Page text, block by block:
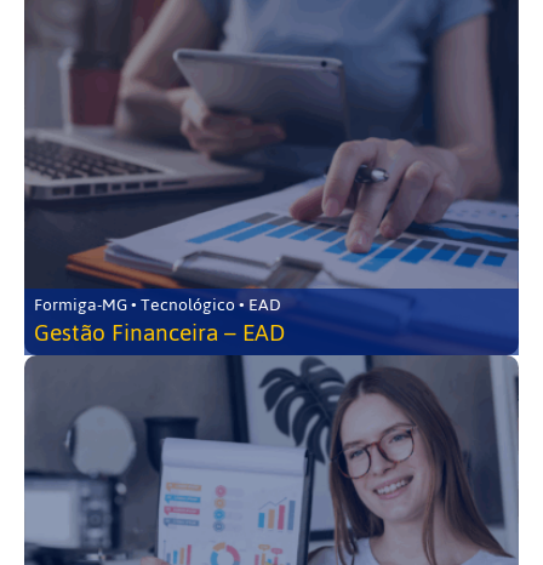
Formiga-MG • Tecnológico • EAD
Gestão Financeira – EAD